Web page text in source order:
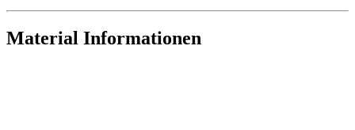
Material Informationen